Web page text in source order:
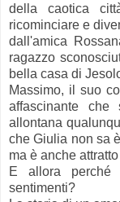
della caotica
ricominciare e
dall'amica
ragazzo
bella casa di
Massimo, il suo
affascinante
allontana
che Giulia non sa
ma è anche
E allora perché
sentimenti?